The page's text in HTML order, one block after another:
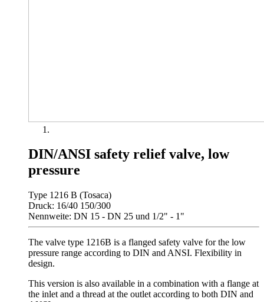
DIN/ANSI safety relief valve, low
pressure
Type 1216 B (Tosaca)
Druck: 16/40 150/300
Nennweite: DN 15 - DN 25 und 1/2" - 1"
The valve type 1216B is a flanged safety valve for the low
pressure range according to DIN and ANSI. Flexibility in
design.
This version is also available in a combination with a flange at
the inlet and a thread at the outlet according to both DIN and